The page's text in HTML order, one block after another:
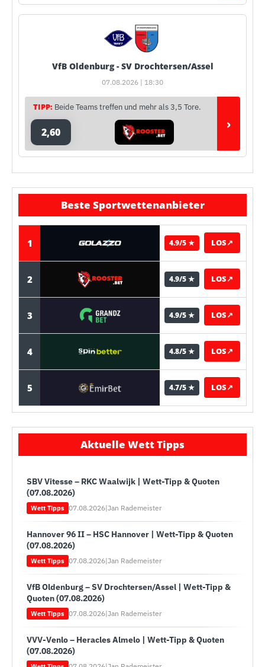
VfB Oldenburg - SV Drochtersen/Assel
07.08.2026 | 18:30
TIPP: Beide Teams treffen und mehr als 3,5 Tore.
2,60 ›
Beste Sportwettenanbieter
1 4.9/5 ★ LOS↗
2 4.9/5 ★ LOS↗
3 4.9/5 ★ LOS↗
4 4.8/5 ★ LOS↗
5 4.7/5 ★ LOS↗
Aktuelle Wett Tipps
SBV Vitesse – RKC Waalwijk | Wett-Tipp & Quoten
(07.08.2026)
Wett Tipps 07.08.2026|Jan Rademeister
Hannover 96 II – HSC Hannover | Wett-Tipp & Quoten
(07.08.2026)
Wett Tipps 07.08.2026|Jan Rademeister
VfB Oldenburg – SV Drochtersen/Assel | Wett-Tipp &
Quoten (07.08.2026)
Wett Tipps 07.08.2026|Jan Rademeister
VVV-Venlo – Heracles Almelo | Wett-Tipp & Quoten
(07.08.2026)